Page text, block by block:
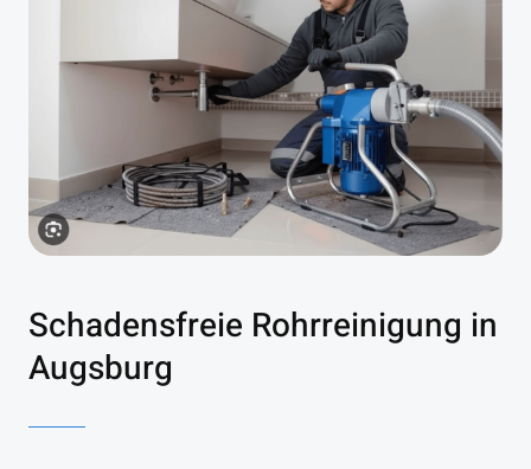
Schadensfreie Rohrreinigung in
Augsburg